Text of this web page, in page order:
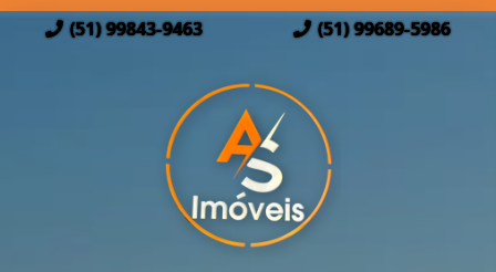
(51) 99843-9463 (51) 99689-5986